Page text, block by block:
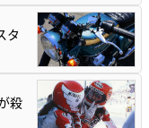
タ
殺